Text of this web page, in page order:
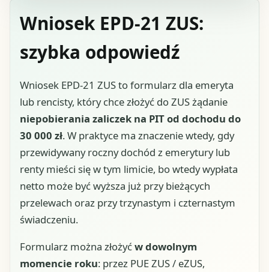
Wniosek EPD-21 ZUS:
szybka odpowiedź
Wniosek EPD-21 ZUS to formularz dla emeryta
lub rencisty, który chce złożyć do ZUS żądanie
niepobierania zaliczek na PIT od dochodu do
30 000 zł. W praktyce ma znaczenie wtedy, gdy
przewidywany roczny dochód z emerytury lub
renty mieści się w tym limicie, bo wtedy wypłata
netto może być wyższa już przy bieżących
przelewach oraz przy trzynastym i czternastym
świadczeniu.
Formularz można złożyćw dowolnym
momencie roku: przez PUE ZUS / eZUS,